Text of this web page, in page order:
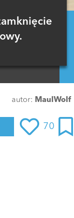
autor: MaulWolf
70